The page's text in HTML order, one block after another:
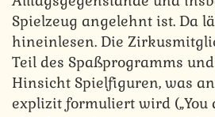
Spielzeug angelehnt ist. Da
hineinlesen. Die
Teil des Spaßprogramms
Hinsicht Spielfiguren, was
explizit formuliert wird („You